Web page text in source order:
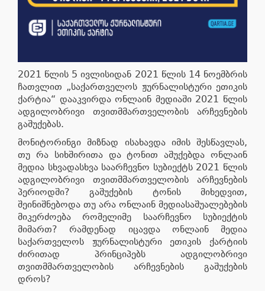
2021 წლის 5 ივლისიდან 2021 წლის 14 ნოემბრის
ჩათვლით „საქართველოს ჟურნალისტური ეთიკის
ქარტია“ დააკვირდა ონლაინ მედიაში 2021 წლის
ადგილობრივი თვითმმართველობის არჩევნების
გაშუქებას.
მონიტორინგი მიზნად ისახავდა იმის შესწავლას,
თუ რა სიხშირითა და ტონით აშუქებდა ონლაინ
მედია სხვადასხვა საარჩევნო სუბიექტს 2021 წლის
ადგილობრივი თვითმმართველობის არჩევნების
პერიოდში? გაშუქების ტონის მიხედვით,
შეინიშნებოდა თუ არა ონლაინ მედიასაშუალებების
მიკერძოება რომელიმე საარჩევნო სუბიექტის
მიმართ? რამდენად იცავდა ონლაინ მედია
საქართველოს ჟურნალისტური ეთიკის ქარტიის
ძირითად პრინციპებს ადგილობრივი
თვითმმართველობის არჩევნების გაშუქების
დროს?